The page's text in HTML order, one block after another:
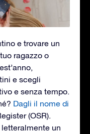
e trovare un
ragazzo o
e scegli
e senza tempo.
Dagli il nome di
(OSR).
un